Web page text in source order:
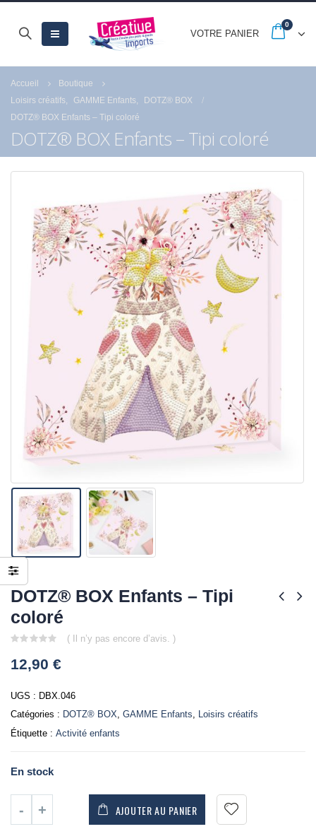
VOTRE PANIER
0
Accueil
Boutique
Loisirs créatifs
GAMME Enfants
DOTZ® BOX
DOTZ® BOX Enfants – Tipi coloré
DOTZ® BOX Enfants – Tipi coloré
DOTZ® BOX Enfants – Tipi
coloré
out
of
( Il n’y pas encore d’avis. )
12,90 €
UGS : DBX.046
Catégories : DOTZ® BOX, GAMME Enfants, Loisirs créatifs
Étiquette : Activité enfants
En stock
AJOUTER AU PANIER